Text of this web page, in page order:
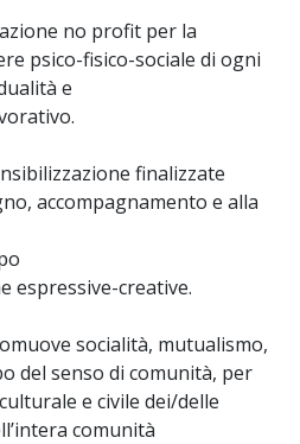
no profit per la
psico-fisico-sociale di ogni
e
finalizzate
accompagnamento e alla
espressive-creative.
socialità, mutualismo,
del senso di comunità, per
e civile dei/delle
comunità